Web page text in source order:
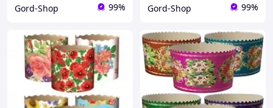
Gord-Shop 99% Gord-Shop 99%